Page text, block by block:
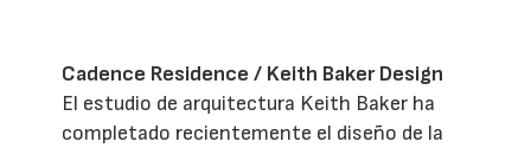
Cadence Residence / Keith Baker Design
El estudio de arquitectura Keith Baker ha
completado recientemente el diseño de la